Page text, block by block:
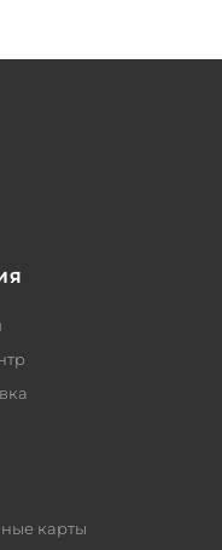
карты